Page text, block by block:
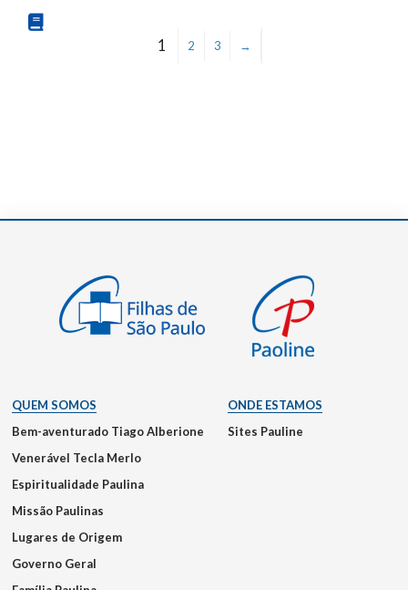
1 2 3 →
QUEM SOMOS
Bem-aventurado Tiago Alberione
Venerável Tecla Merlo
Espiritualidade Paulina
Missão Paulinas
Lugares de Origem
Governo Geral
ONDE ESTAMOS
Sites Pauline